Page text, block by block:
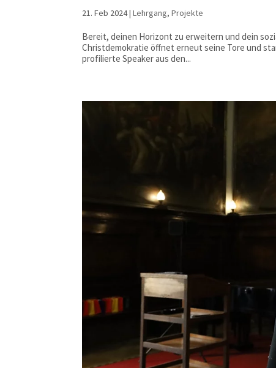
21. Feb 2024|Lehrgang,Projekte
Bereit, deinen Horizont zu erweitern und dein
Christdemokratie öffnet erneut seine Tore und
profilierte Speaker aus den...